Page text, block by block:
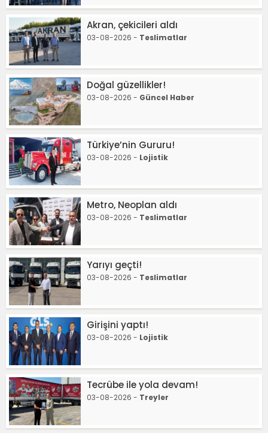
Akran, çekicileri aldı
03-08-2026 - Teslimatlar
Doğal güzellikler!
03-08-2026 - Güncel Haber
Türkiye’nin Gururu!
03-08-2026 - Lojistik
Metro, Neoplan aldı
03-08-2026 - Teslimatlar
Yarıyı geçti!
03-08-2026 - Teslimatlar
Girişini yaptı!
03-08-2026 - Lojistik
Tecrübe ile yola devam!
03-08-2026 - Treyler